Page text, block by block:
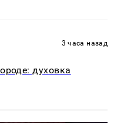
3 часа назад
духовка